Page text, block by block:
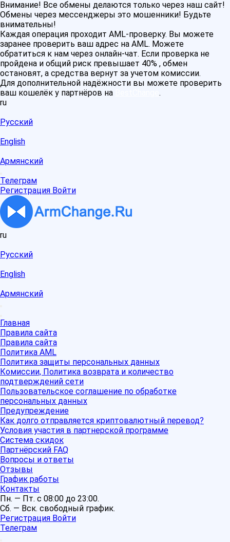
Внимание! Все обмены делаются только через наш сайт!
Обмены через мессенджеры это мошенники! Будьте
внимательны!
Каждая операция проходит AML-проверку. Вы можете
заранее проверить ваш адрес на AML. Можете
обратиться к нам через онлайн-чат. Если проверка не
пройдена и общий риск превышает 40% , обмен
остановят, а средства вернут за учетом комиссии.
Для дополнительной надёжности вы можете проверить
ваш кошелёк у партнёров на
.
ru
Русский
English
Армянский
Телеграм
Регистрация Войти
ru
Русский
English
Армянский
Главная
Правила сайта
Правила сайта
Политика AML
Политика защиты персональных данных
Комиссии, Политика возврата и количество
подтверждений сети
Пользовательское соглашение по обработке
персональных данных
Предупреждение
Как долго отправляется криптовалютный перевод?
Условия участия в партнерской программе
Система скидок
Партнёрский FAQ
Вопросы и ответы
Отзывы
График работы
Контакты
Пн. — Пт. с 08:00 до 23:00.
Сб. — Вск. свободный график.
Регистрация Войти
Телеграм